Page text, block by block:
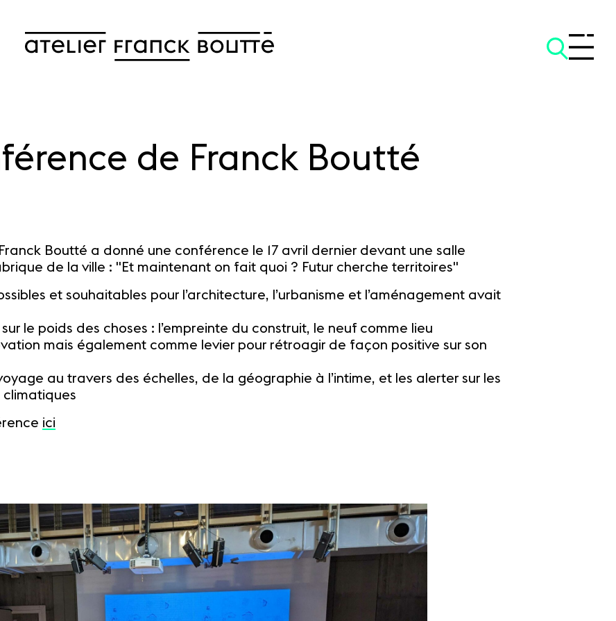
de Franck Boutté
Boutté a donné une conférence le 17 avril dernier devant une salle
de la ville : "Et maintenant on fait quoi ? Futur cherche territoires"
et souhaitables pour l’architecture, l’urbanisme et l’aménagement avait
le poids des choses : l’empreinte du construit, le neuf comme lieu
mais également comme levier pour rétroagir de façon positive sur son
au travers des échelles, de la géographie à l’intime, et les alerter sur les
ici